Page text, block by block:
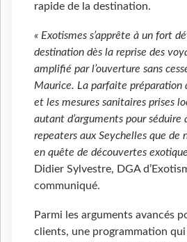
rapide de la destination.
« Exotismes s’apprête à un fort
destination dès la reprise des
amplifié par l’ouverture sans
Maurice. La parfaite préparation
et les mesures sanitaires prises
autant d’arguments pour séduire
repeaters aux Seychelles que de
en quête de découvertes
Didier Sylvestre, DGA
communiqué.
Parmi les arguments avancés
clients, une programmation